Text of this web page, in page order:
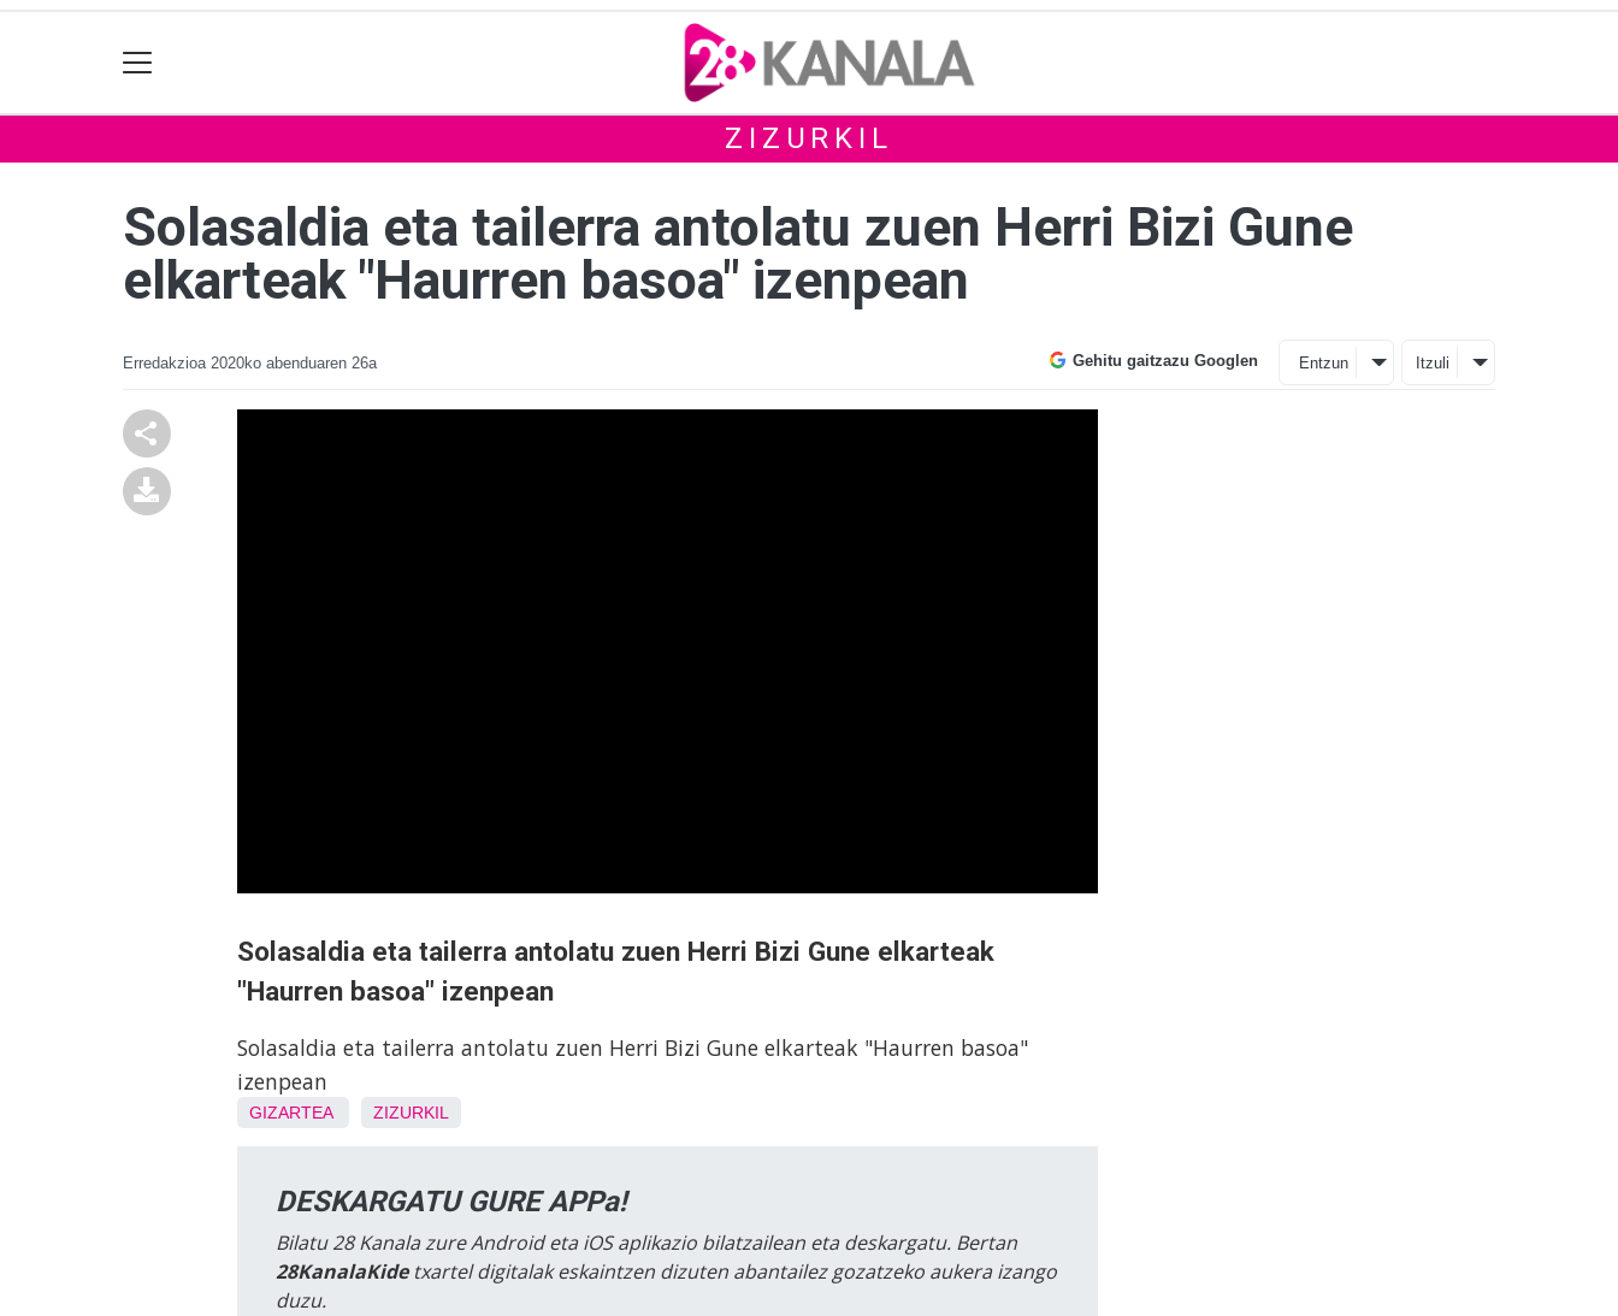
ZIZURKIL
Solasaldia eta tailerra antolatu zuen Herri Bizi Gune
elkarteak "Haurren basoa" izenpean
Erredakzioa 2020ko abenduaren 26a Gehitu gaitzazu Googlen Entzun Itzuli
Solasaldia eta tailerra antolatu zuen Herri Bizi Gune elkarteak
"Haurren basoa" izenpean
Solasaldia eta tailerra antolatu zuen Herri Bizi Gune elkarteak "Haurren basoa"
izenpean
GIZARTEA ZIZURKIL
DESKARGATU GURE APPa!
Bilatu 28 Kanala zure Android eta iOS aplikazio bilatzailean eta deskargatu. Bertan
28KanalaKidetxartel digitalak eskaintzen dizuten abantailez gozatzeko aukera izango
duzu.